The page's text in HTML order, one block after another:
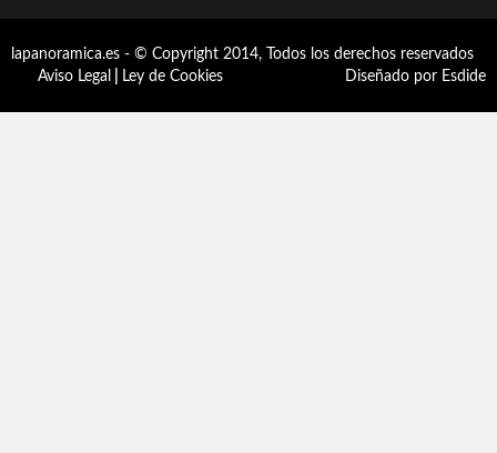
lapanoramica.es - © Copyright 2014, Todos los derechos reservados
Aviso Legal
Ley de Cookies Diseñado por Esdide